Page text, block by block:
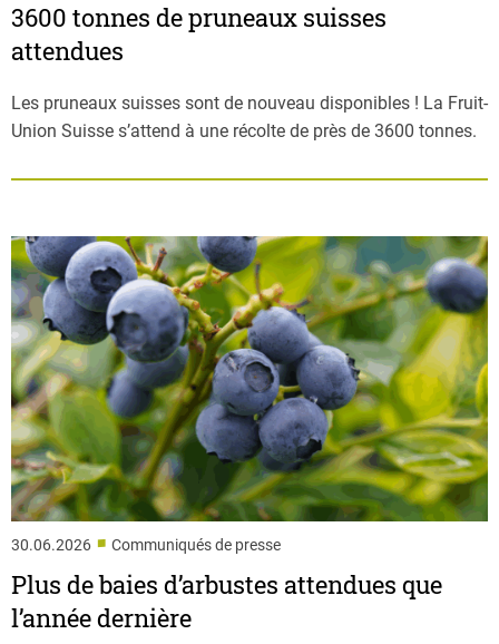
3600 tonnes de pruneaux suisses
attendues
Les pruneaux suisses sont de nouveau disponibles ! La Fruit-
Union Suisse s’attend à une récolte de près de 3600 tonnes.
30.06.2026 ■ Communiqués de presse
Plus de baies d’arbustes attendues que
l’année dernière